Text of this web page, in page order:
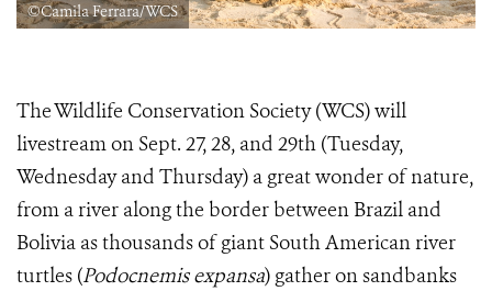
©Camila Ferrara/WCS
The Wildlife Conservation Society (WCS) will
livestream on Sept. 27, 28, and 29th (Tuesday,
Wednesday and Thursday) a great wonder of nature,
from a river along the border between Brazil and
Bolivia as thousands of giant South American river
turtles (Podocnemis expansa) gather on sandbanks